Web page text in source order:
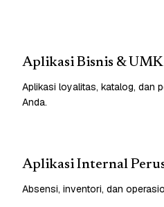
Aplikasi Bisnis &
Aplikasi loyalitas, katalog, dan
Anda.
Aplikasi Internal
Absensi, inventori, dan